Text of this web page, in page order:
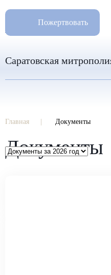
Пожертвовать
8 960 346 31 04
info-sar@mail.ru
Саратовская
Главная Документы
Документы